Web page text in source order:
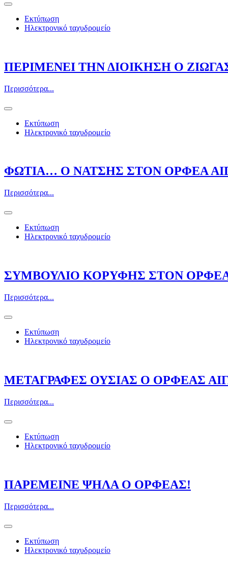
Εκτύπωση
Ηλεκτρονικό ταχυδρομείο
ΠΕΡΙΜΕΝΕΙ ΤΗΝ ΔΙΟΙΚΗΣΗ Ο
Περισσότερα...
Εκτύπωση
Ηλεκτρονικό ταχυδρομείο
ΦΩΤΙΑ… Ο ΝΑΤΣΗΣ ΣΤΟΝ ΟΡΦΕΑ
Περισσότερα...
Εκτύπωση
Ηλεκτρονικό ταχυδρομείο
ΣΥΜΒΟΥΛΙΟ ΚΟΡΥΦΗΣ ΣΤΟΝ
Περισσότερα...
Εκτύπωση
Ηλεκτρονικό ταχυδρομείο
ΜΕΤΑΓΡΑΦΕΣ ΟΥΣΙΑΣ Ο ΟΡΦΕΑΣ
Περισσότερα...
Εκτύπωση
Ηλεκτρονικό ταχυδρομείο
ΠΑΡΕΜΕΙΝΕ ΨΗΛΑ Ο ΟΡΦΕΑΣ!
Περισσότερα...
Εκτύπωση
Ηλεκτρονικό ταχυδρομείο